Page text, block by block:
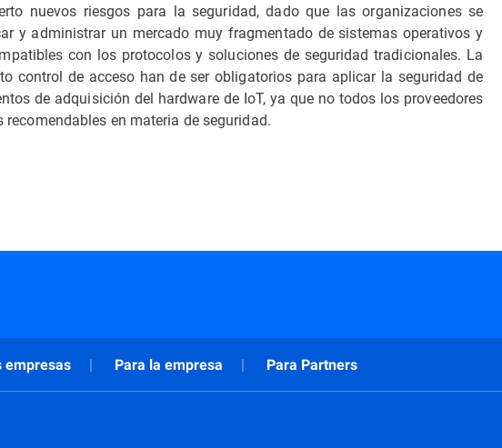
nuevos riesgos para la seguridad, dado que las organizaciones se
y administrar un mercado muy fragmentado de sistemas operativos y
con los protocolos y soluciones de seguridad tradicionales. La
control de acceso han de ser obligatorios para aplicar la seguridad de
de adquisición del hardware de IoT, ya que no todos los proveedores
en materia de seguridad.
empresas Para la empresa Para Partners